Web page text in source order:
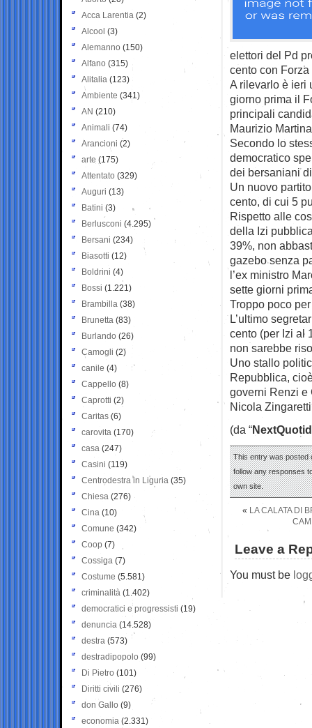
elettori del Pd
cento con
A rilevarlo è ieri
giorno prima il
principali
Maurizio
Secondo lo
democratico
dei bersaniani
Un nuovo
cento, di cui 5
Rispetto alle
della Izi
39%, non
gazebo senza
l’ex ministro
sette giorni
Troppo poco
L’ultimo
cento (per Izi al
non sarebbe
Uno stallo
Repubblica,
governi Renzi e
Nicola
(da “
This entry was posted
follow any responses
own site.
« LA CALATA DI
Leave a
You must be
Acca Larentia (2)
Alcool (3)
Alemanno (150)
Alfano (315)
Alitalia (123)
Ambiente (341)
AN (210)
Animali (74)
Arancioni (2)
arte (175)
Attentato (329)
Auguri (13)
Batini (3)
Berlusconi (4.295)
Bersani (234)
Biasotti (12)
Boldrini (4)
Bossi (1.221)
Brambilla (38)
Brunetta (83)
Burlando (26)
Camogli (2)
canile (4)
Cappello (8)
Caprotti (2)
Caritas (6)
carovita (170)
casa (247)
Casini (119)
Centrodestra in Liguria (35)
Chiesa (276)
Cina (10)
Comune (342)
Coop (7)
Cossiga (7)
Costume (5.581)
criminalità (1.402)
democratici e progressisti (19)
denuncia (14.528)
destra (573)
destradipopolo (99)
Di Pietro (101)
Diritti civili (276)
don Gallo (9)
economia (2.331)